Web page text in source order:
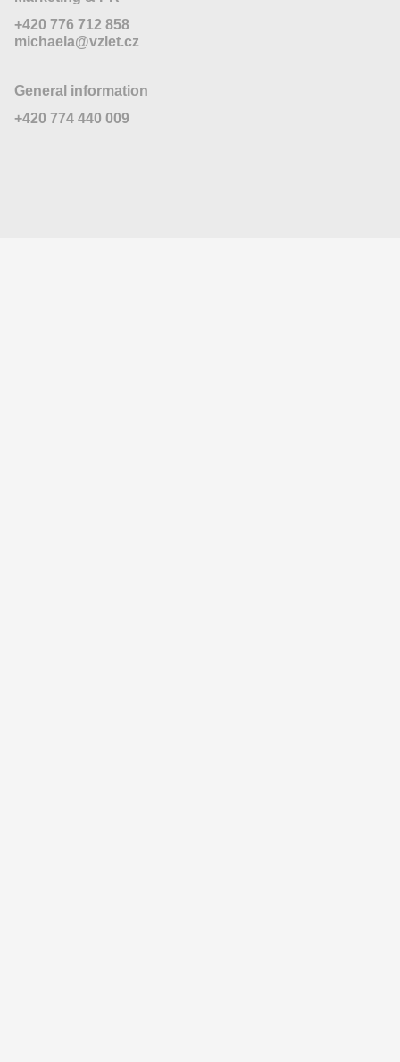
+420 776 712 858
michaela@vzlet.cz
General information
+420 774 440 009